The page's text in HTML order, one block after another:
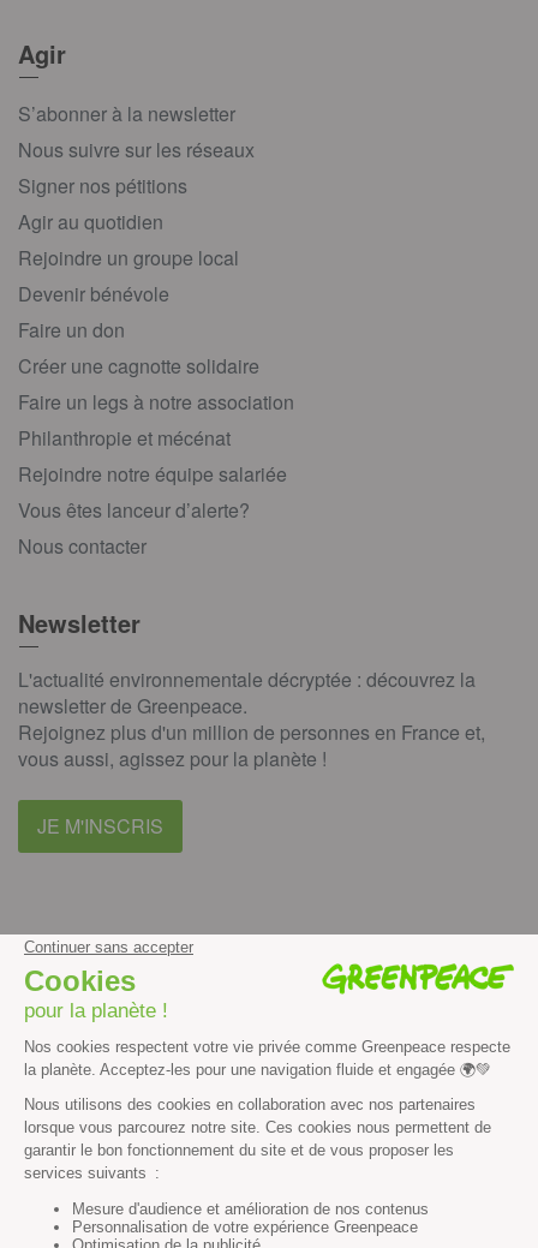
Agir
S’abonner à la newsletter
Nous suivre sur les réseaux
Signer nos pétitions
Agir au quotidien
Rejoindre un groupe local
Devenir bénévole
Faire un don
Créer une cagnotte solidaire
Faire un legs à notre association
Philanthropie et mécénat
Rejoindre notre équipe salariée
Vous êtes lanceur d’alerte?
Nous contacter
Newsletter
L'actualité environnementale décryptée : découvrez la
newsletter de Greenpeace.
Rejoignez plus d'un million de personnes en France et,
vous aussi, agissez pour la planète !
JE M'INSCRIS
instagramyoutube
Contenus et propriété intellectuelle
Mentions légales
Politique de confidentialité
Les autres sites de Greenpeace
dans le monde
Cliquez-ici pour modifier vos préférences en matière de cookies